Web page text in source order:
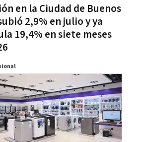
en la Ciudad de Buenos
2,9% en julio y ya
19,4% en siete meses